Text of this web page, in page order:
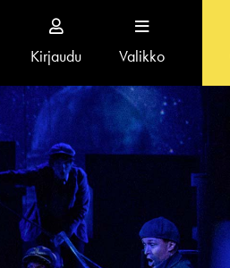
Kirjaudu
Toggle
navigation
Valikko
TEATTERISTA
Teatterin toiminta